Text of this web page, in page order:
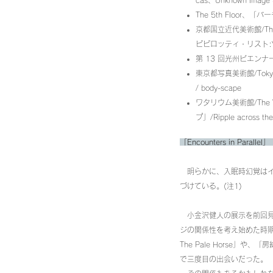
The 5th Floor、「バ
京都国立近代美術館/
ピピロッティ・リス
第 13 回光州ビエン
東京都写真美術館/
/ body-scape
ワタリウム美術館/
プ」/Ripple across
「Encounters in Parallel
明らかに、入眠時幻覚は
づけている。(注1)
小金沢健人の展示を前回
ジの関係性を考え始めた時
The Pale Horse」や、「房
で三度目の出会いだった。